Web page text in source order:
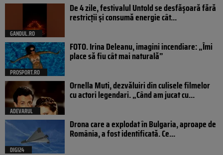
GANDUL.RO
De 4 zile, festivalul Untold se desfășoară fără
restricții și consumă energie cât...
PROSPORT.RO
FOTO. Irina Deleanu, imagini incendiare: „Îmi
place să fiu cât mai naturală”
ADEVARUL
Ornella Muti, dezvăluiri din culisele filmelor
cu actori legendari. „Când am jucat cu...
DIGI24
Drona care a explodat în Bulgaria, aproape de
România, a fost identificată. Ce...